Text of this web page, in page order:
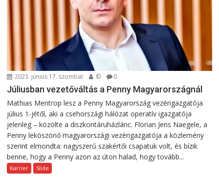
2023. június 17. szombat © 0
Júliusban vezetőváltás a Penny Magyarországnál
Mathias Mentrop lesz a Penny Magyarország vezérigazgatója
július 1-jétől, aki a csehországi hálózat operatív igazgatója
jelenleg – közölte a diszkontáruházlánc. Florian Jens Naegele, a
Penny leköszönő magyarországi vezérigazgatója a közlemény
szerint elmondta: nagyszerű szakértői csapatuk volt, és bízik
benne, hogy a Penny azon az úton halad, hogy tovább...
Karrier Slide